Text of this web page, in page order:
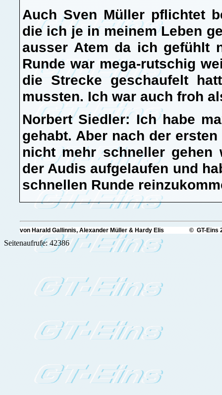
Auch Sven Müller pflichtet
die ich je in meinem Leben
ausser Atem da ich gefühlt
Runde war mega-rutschig
die Strecke geschaufelt
mussten. Ich war auch froh
Norbert Siedler: Ich habe
gehabt. Aber nach der
nicht mehr schneller gehen
der Audis aufgelaufen und
schnellen Runde
von Harald Gallinnis, Alexander Müller & Hardy Elis © GT-Eins
Seitenaufrufe: 42386